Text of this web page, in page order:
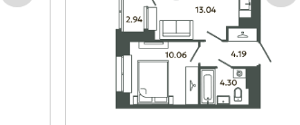
Объект месяца